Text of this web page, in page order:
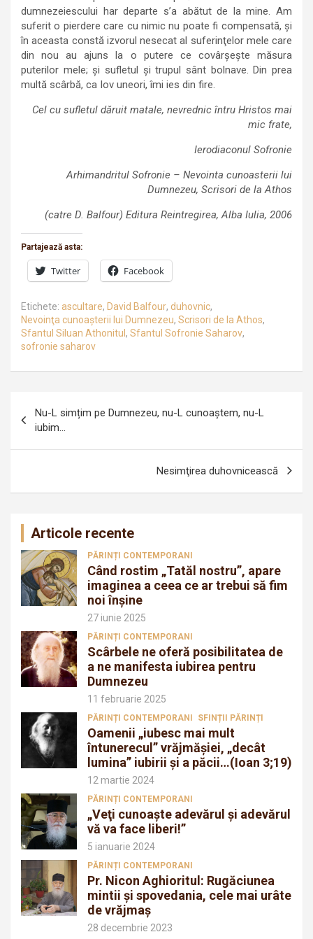
dumnezeiescului har departe s’a abătut de la mine. Am
suferit o pierdere care cu nimic nu poate fi compensată, şi
în aceasta constă izvorul nesecat al suferinţelor mele care
din nou au ajuns la o putere ce covârşeşte măsura
puterilor mele; şi sufletul şi trupul sânt bolnave. Din prea
multă scârbă, ca Iov uneori, îmi ies din fire.
Cel cu sufletul dăruit matale, nevrednic întru Hristos mai
mic frate,
Ierodiaconul Sofronie
Arhimandritul Sofronie – Nevointa cunoasterii lui
Dumnezeu, Scrisori de la Athos
(catre D. Balfour) Editura Reintregirea, Alba Iulia, 2006
Partajează asta:
Twitter Facebook
Etichete: ascultare, David Balfour, duhovnic,
Nevoinţa cunoaşterii lui Dumnezeu, Scrisori de la Athos,
Sfantul Siluan Athonitul , Sfantul Sofronie Saharov,
sofronie saharov
în
articole
Nu-L simțim pe Dumnezeu, nu-L cunoaștem, nu-L
iubim…
Nesimţirea duhovnicească
Articole recente
PĂRINȚI CONTEMPORANI
Când rostim „Tatăl nostru”, apare
imaginea a ceea ce ar trebui să fim
noi înșine
27 iunie 2025
PĂRINȚI CONTEMPORANI
Scârbele ne oferă posibilitatea de
a ne manifesta iubirea pentru
Dumnezeu
11 februarie 2025
PĂRINȚI CONTEMPORANI SFINȚII PĂRINȚI
Oamenii „iubesc mai mult
întunerecul” vrăjmăşiei, „decât
lumina” iubirii şi a păcii…(Ioan 3;19)
12 martie 2024
PĂRINȚI CONTEMPORANI
„Veţi cunoaşte adevărul şi adevărul
vă va face liberi!”
5 ianuarie 2024
PĂRINȚI CONTEMPORANI
Pr. Nicon Aghioritul: Rugăciunea
mintii și spovedania, cele mai urâte
de vrăjmaș
28 decembrie 2023